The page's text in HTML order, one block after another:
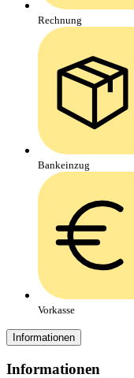
Rechnung
Bankeinzug
Vorkasse
Informationen
Informationen